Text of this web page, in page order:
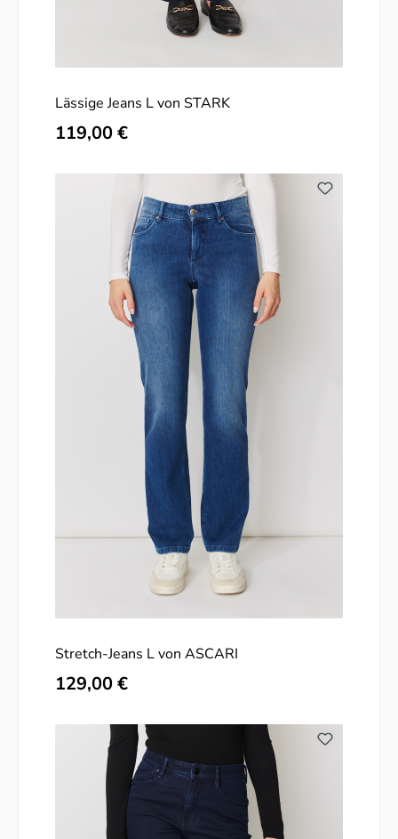
Lässige Jeans L von STARK
Regulärer Preis:
119,00 €
Stretch-Jeans L von ASCARI
Regulärer Preis:
129,00 €